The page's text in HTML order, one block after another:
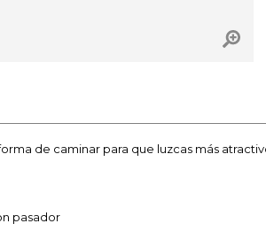
de caminar para que luzcas más
pasador